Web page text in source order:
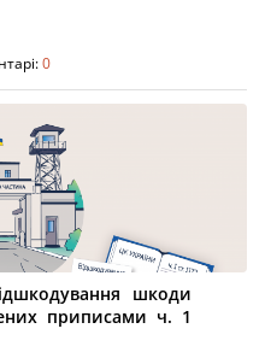
0
шкоди
приписами ч. 1